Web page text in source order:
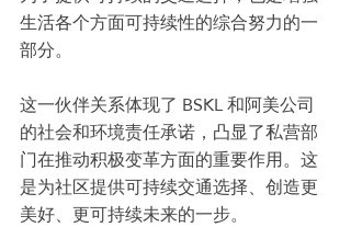
生活各个方面可持续性的综合努力的一
部分。
这一伙伴关系体现了 BSKL 和阿美公司
的社会和环境责任承诺，凸显了私营部
门在推动积极变革方面的重要作用。这
是为社区提供可持续交通选择、创造更
美好、更可持续未来的一步。